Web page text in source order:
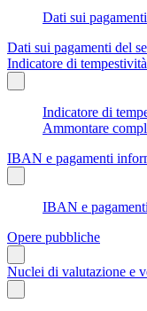
Dati sui
Dati sui pagamenti del
Indicatore di
Indicatore di
Ammontare
IBAN e pagamenti
IBAN e
Opere pubbliche
Nuclei di valutazione e